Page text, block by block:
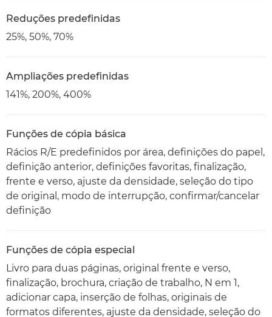
Reduções predefinidas
25%, 50%, 70%
Ampliações predefinidas
141%, 200%, 400%
Funções de cópia básica
Rácios R/E predefinidos por área, definições do papel,
definição anterior, definições favoritas, finalização,
frente e verso, ajuste da densidade, seleção do tipo
de original, modo de interrupção, confirmar/cancelar
definição
Funções de cópia especial
Livro para duas páginas, original frente e verso,
finalização, brochura, criação de trabalho, N em 1,
adicionar capa, inserção de folhas, originais de
formatos diferentes, ajuste da densidade, seleção do